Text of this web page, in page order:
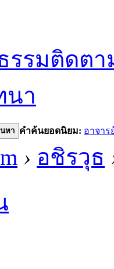
รรมติดต
นา
หา คำค้นยอดนิยม: อาจาร
› อชิรวุธ